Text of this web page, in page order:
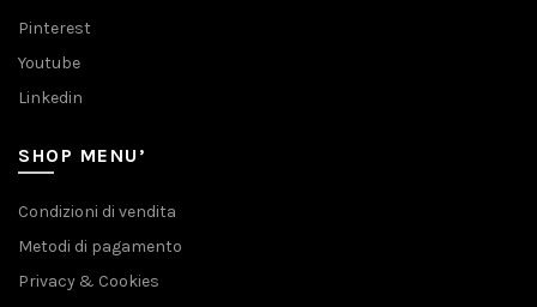
Pinterest
Youtube
Linkedin
SHOP MENU’
Condizioni di vendita
Metodi di pagamento
Privacy & Cookies